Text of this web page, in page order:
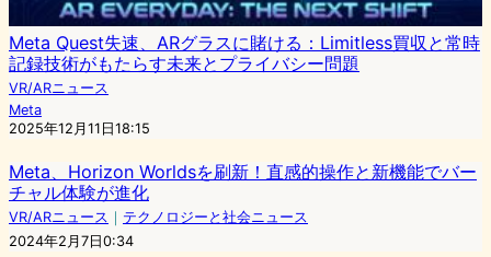
Meta Quest失速、ARグラスに賭ける：Limitless買収と常時
記録技術がもたらす未来とプライバシー問題
VR/ARニュース
Meta
2025年12月11日18:15
Meta、Horizon Worldsを刷新！直感的操作と新機能でバー
チャル体験が進化
VR/ARニュース ｜ テクノロジーと社会ニュース
2024年2月7日0:34